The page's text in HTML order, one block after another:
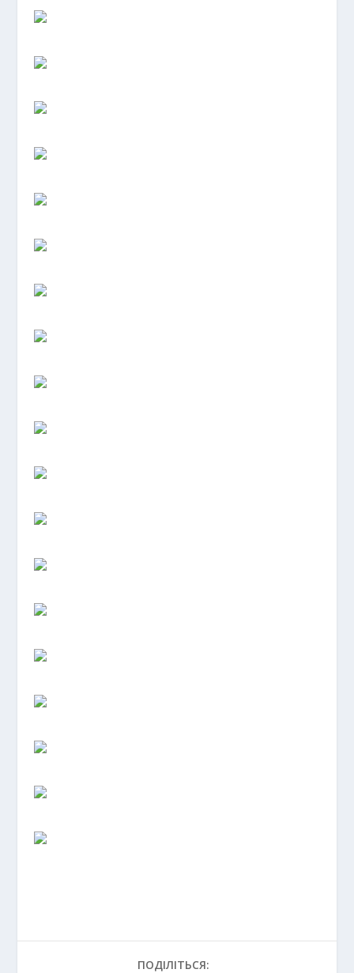
ПОДІЛІТЬСЯ: